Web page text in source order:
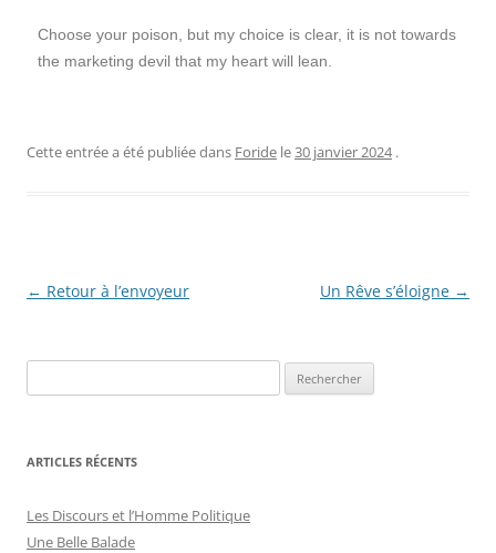
Choose your poison, but my choice is clear, it is not towards
the marketing devil that my heart will lean.
Cette entrée a été publiée dans Foride le30 janvier 2024 .
Navigation
← Retour à l’envoyeur Un Rêve s’éloigne →
ARTICLES RÉCENTS
Les Discours et l’Homme Politique
Une Belle Balade